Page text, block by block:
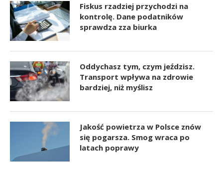
Fiskus rzadziej przychodzi na
kontrolę. Dane podatników
sprawdza zza biurka
Oddychasz tym, czym jeździsz.
Transport wpływa na zdrowie
bardziej, niż myślisz
Jakość powietrza w Polsce znów
się pogarsza. Smog wraca po
latach poprawy